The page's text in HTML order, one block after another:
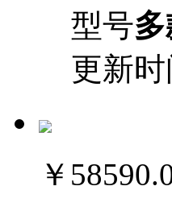
型号
更新时
￥